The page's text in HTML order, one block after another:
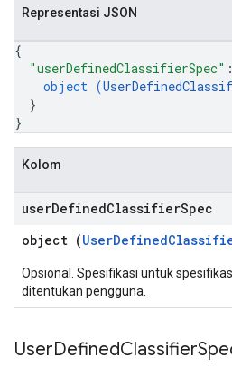
Representasi JSON
{
"userDefinedClassifierSpec" :
object (
}
}
Kolom
userDefinedClassifierSpec
object (
Opsional. Spesifikasi untuk
ditentukan pengguna.
UserDefinedClassifier